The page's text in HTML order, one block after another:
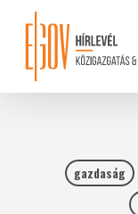
content
gazdaság